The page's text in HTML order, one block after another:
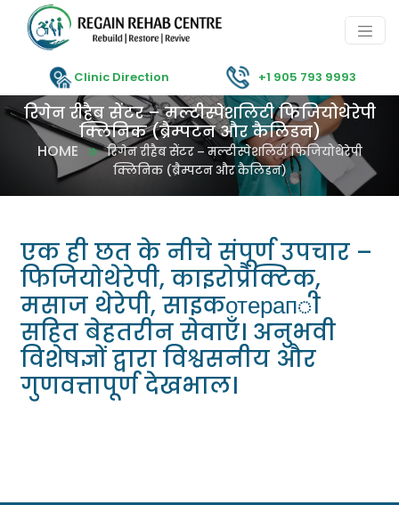
Clinic Direction +1 905 793 9993
रिगेन रीहैब सेंटर – मल्टीस्पेशलिटी फिजियोथेरेपी
क्लिनिक (ब्रैम्पटन और कैलिडन)
HOME
रिगेन रीहैब सेंटर – मल्टीस्पेशलिटी फिजियोथेरेपी
क्लिनिक (ब्रैम्पटन और कैलिडन)
एक ही छत के नीचे संपूर्ण उपचार –
फिजियोथेरेपी, काइरोप्रैक्टिक,
मसाज थेरेपी, साइकотерапी
सहित बेहतरीन सेवाएँ। अनुभवी
विशेषज्ञों द्वारा विश्वसनीय और
गुणवत्तापूर्ण देखभाल।